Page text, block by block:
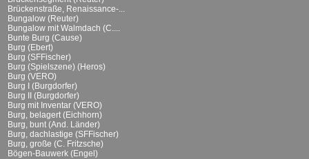
Brückenstraße, Renaissance-...
Bungalow (Reuter)
Bungalow mit Walmdach (C....
Bunte Burg (Cause)
Burg (Ebert)
Burg (SFFischer)
Burg (Spielszene) (Heros)
Burg (VERO)
Burg I (Burgdorfer)
Burg II (Burgdorfer)
Burg mit Inventar (VERO)
Burg, belagert (Eichhorn)
Burg, bunt (And. Länder)
Burg, dachlastige (SFFischer)
Burg, große (C. Fritzsche)
Bögen-Bauwerk (Engel)